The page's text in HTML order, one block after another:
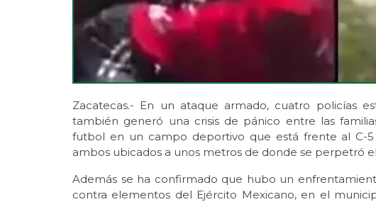
Zacatecas.- En un ataque armado, cuatro policías
también generó una crisis de pánico entre las
futbol en un campo deportivo que está frente al C-
ambos ubicados a unos metros de donde se perpetró
Además se ha confirmado que hubo un
contra elementos del Ejército Mexicano, en el